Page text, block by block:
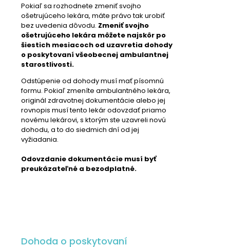
Pokiaľ sa rozhodnete zmeniť svojho
ošetrujúceho lekára, máte právo tak urobiť
bez uvedenia dôvodu. Zmeniť svojho
ošetrujúceho lekára môžete najskôr po
šiestich mesiacoch od uzavretia dohody
o poskytovaní všeobecnej ambulantnej
starostlivosti.
Odstúpenie od dohody musí mať písomnú
formu. Pokiaľ zmeníte ambulantného lekára,
originál zdravotnej dokumentácie alebo jej
rovnopis musí tento lekár odovzdať priamo
novému lekárovi, s ktorým ste uzavreli novú
dohodu, a to do siedmich dní od jej
vyžiadania.
Odovzdanie dokumentácie musí byť
preukázateľné a bezodplatné.
Dohoda o poskytovaní